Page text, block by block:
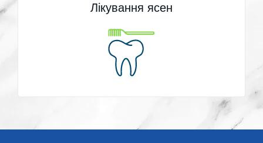
Лікування ясен